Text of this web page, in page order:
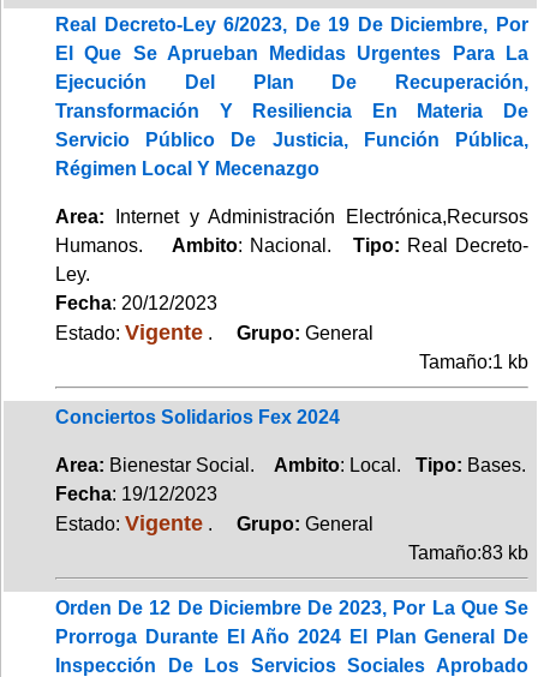
Real Decreto-Ley 6/2023, De 19 De Diciembre, Por
El Que Se Aprueban Medidas Urgentes Para La
Ejecución Del Plan De Recuperación,
Transformación Y Resiliencia En Materia De
Servicio Público De Justicia, Función Pública,
Régimen Local Y Mecenazgo
Area: Internet y Administración Electrónica,Recursos
Humanos. Ambito: Nacional. Tipo: Real Decreto-
Ley.
Fecha: 20/12/2023
Estado: Vigente . Grupo: General
Tamaño:1 kb
Conciertos Solidarios Fex 2024
Area: Bienestar Social. Ambito: Local. Tipo: Bases.
Fecha: 19/12/2023
Estado: Vigente . Grupo: General
Tamaño:83 kb
Orden De 12 De Diciembre De 2023, Por La Que Se
Prorroga Durante El Año 2024 El Plan General De
Inspección De Los Servicios Sociales Aprobado